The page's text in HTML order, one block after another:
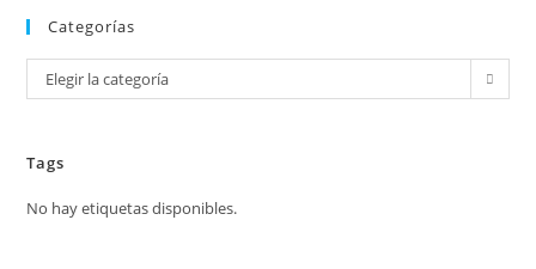
Categorías
Categorías
Elegir la categoría
Tags
No hay etiquetas disponibles.